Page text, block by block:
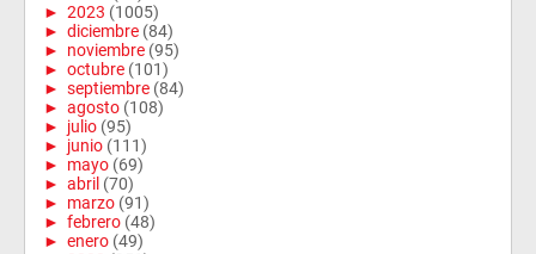
► 2023 (1005)
► diciembre (84)
► noviembre (95)
► octubre (101)
► septiembre (84)
► agosto (108)
► julio (95)
► junio (111)
► mayo (69)
► abril (70)
► marzo (91)
► febrero (48)
► enero (49)